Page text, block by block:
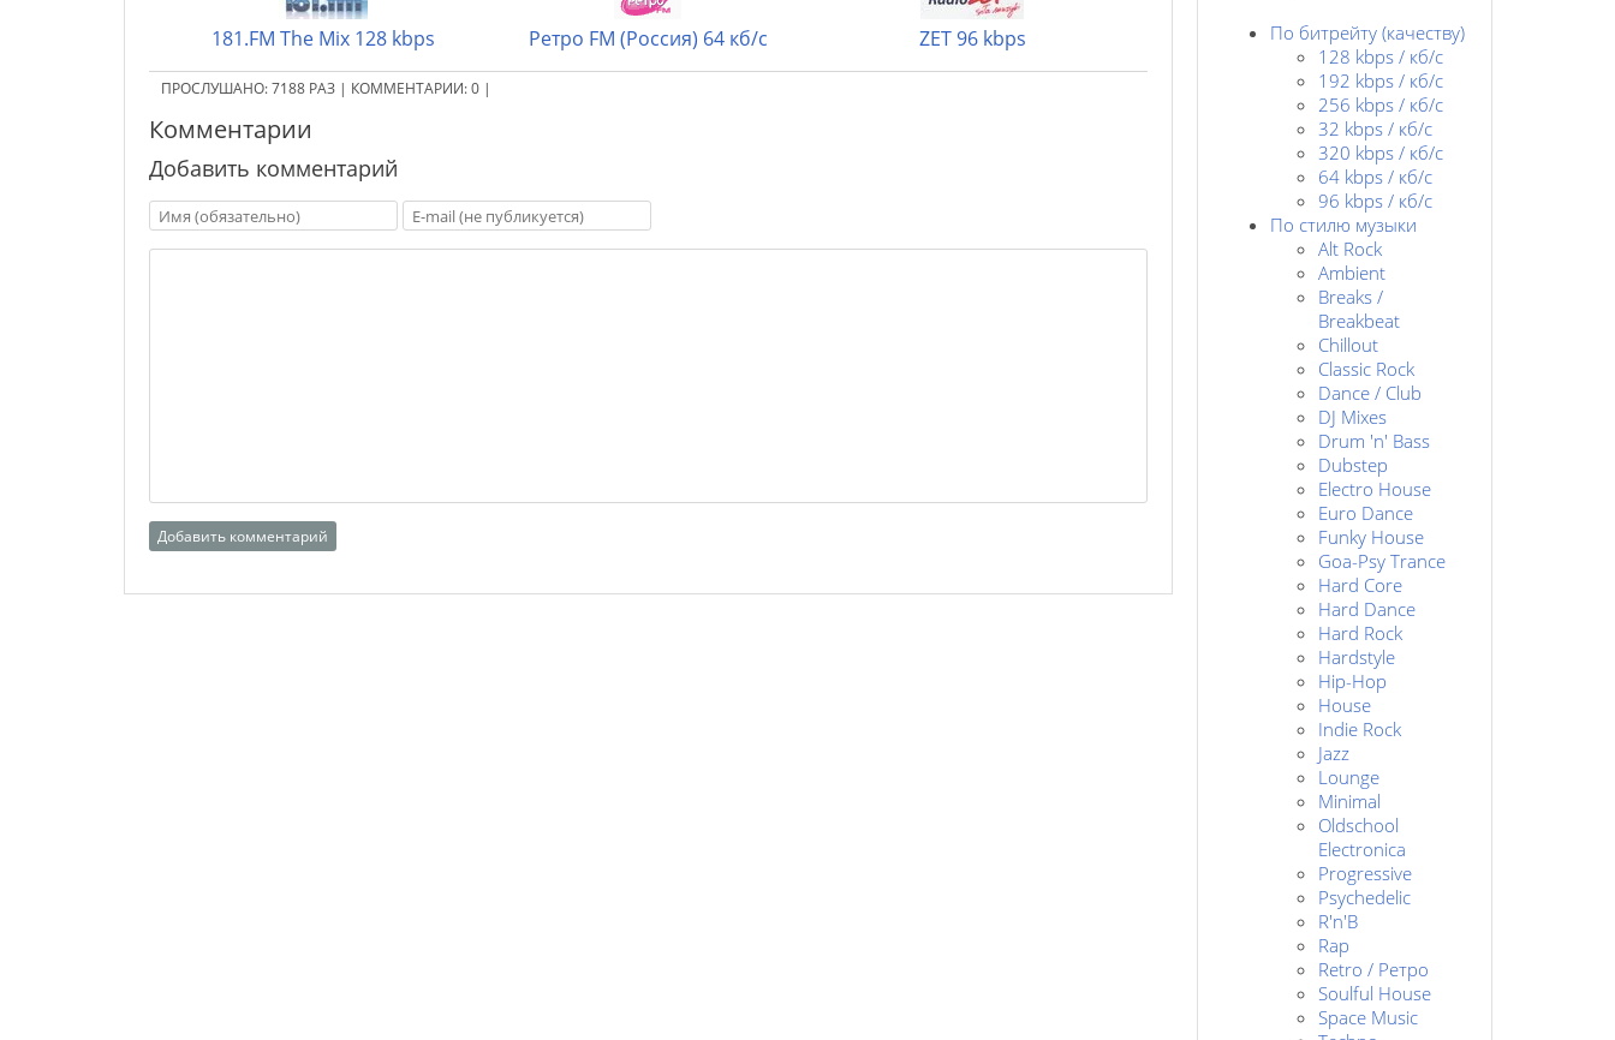
181.FM The Mix 128 kbps Ретро FM (Россия) 64 кб/с ZET 96 kbps
ПРОСЛУШАНО:7188РАЗ | КОММЕНТАРИИ:0 |
Комментарии
Добавить комментарий
По битрейту (качеству)
128 kbps / кб/c
192 kbps / кб/c
256 kbps / кб/с
32 kbps / кб/c
320 kbps / кб/с
64 kbps / кб/c
96 kbps / кб/c
По стилю музыки
Alt Rock
Ambient
Breaks /
Breakbeat
Chillout
Classic Rock
Dance / Club
DJ Mixes
Drum 'n' Bass
Dubstep
Electro House
Euro Dance
Funky House
Goa-Psy Trance
Hard Core
Hard Dance
Hard Rock
Hardstyle
Hip-Hop
House
Indie Rock
Jazz
Lounge
Minimal
Oldschool
Electronica
Progressive
Psychedelic
R'n'B
Rap
Retro / Ретро
Soulful House
Space Music